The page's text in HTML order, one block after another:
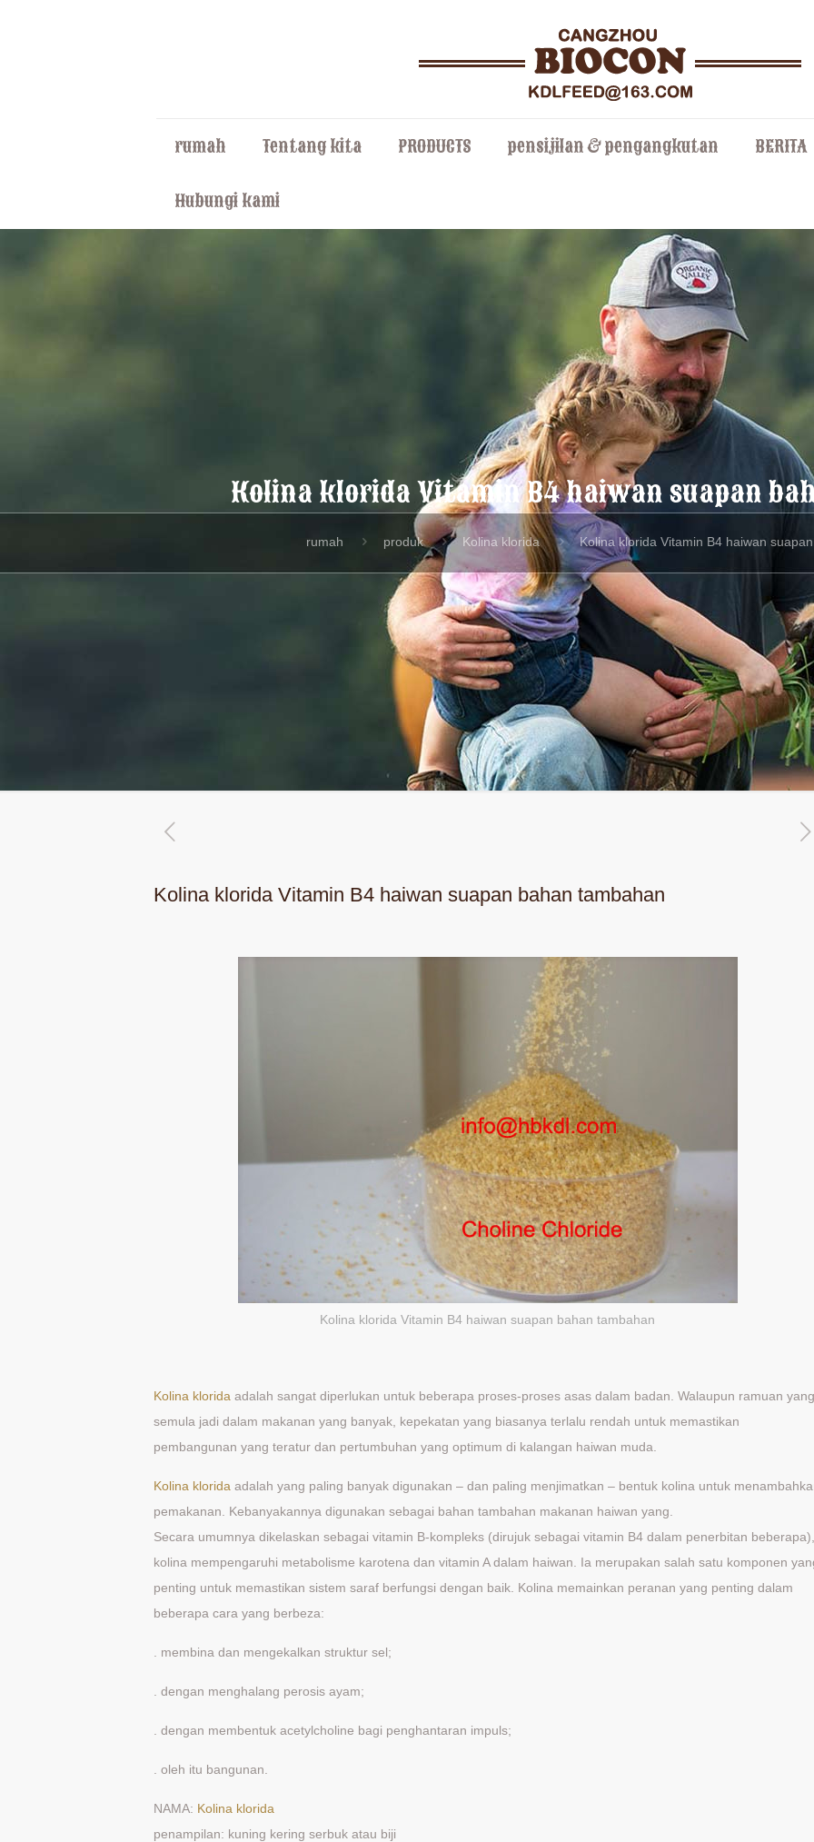
rumah Tentang kita PRODUCTS pensijilan & pengangkutan BERITA
Hubungi kami
Kolina klorida Vitamin B4 haiwan suapan
rumah produk Kolina klorida Kolina klorida Vitamin B4 haiwan
Kolina klorida Vitamin B4 haiwan suapan bahan tambahan
Kolina klorida Vitamin B4 haiwan suapan bahan tambahan
Kolina klorida adalah sangat diperlukan untuk beberapa proses-proses asas dalam badan. Walaupun ramuan
semula jadi dalam makanan yang banyak, kepekatan yang biasanya terlalu rendah untuk memastikan
pembangunan yang teratur dan pertumbuhan yang optimum di kalangan haiwan muda.
Kolina klorida adalah yang paling banyak digunakan – dan paling menjimatkan – bentuk kolina untuk
pemakanan. Kebanyakannya digunakan sebagai bahan tambahan makanan haiwan yang.
Secara umumnya dikelaskan sebagai vitamin B-kompleks (dirujuk sebagai vitamin B4 dalam penerbitan
kolina mempengaruhi metabolisme karotena dan vitamin A dalam haiwan. Ia merupakan salah satu komponen
penting untuk memastikan sistem saraf berfungsi dengan baik. Kolina memainkan peranan yang penting dalam
beberapa cara yang berbeza:
. membina dan mengekalkan struktur sel;
. dengan menghalang perosis ayam;
. dengan membentuk acetylcholine bagi penghantaran impuls;
. oleh itu bangunan.
NAMA: Kolina klorida
penampilan: kuning kering serbuk atau biji